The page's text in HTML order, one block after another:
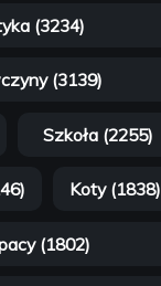
(3234)
(3139)
Szkoła (2255)
Koty (1838)
(1802)